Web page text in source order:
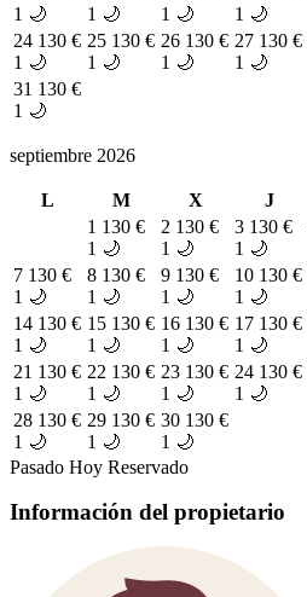
1 🌙
1 🌙
1 🌙
1 🌙
24 130 €
1 🌙
25 130 €
1 🌙
26 130 €
1 🌙
27 130 €
1 🌙
31 130 €
1 🌙
septiembre 2026
L M X J
1 130 €
1 🌙
2 130 €
1 🌙
3 130 €
1 🌙
7 130 €
1 🌙
8 130 €
1 🌙
9 130 €
1 🌙
10 130 €
1 🌙
14 130 €
1 🌙
15 130 €
1 🌙
16 130 €
1 🌙
17 130 €
1 🌙
21 130 €
1 🌙
22 130 €
1 🌙
23 130 €
1 🌙
24 130 €
1 🌙
28 130 €
1 🌙
29 130 €
1 🌙
30 130 €
1 🌙
Pasado Hoy Reservado
Información del propietario